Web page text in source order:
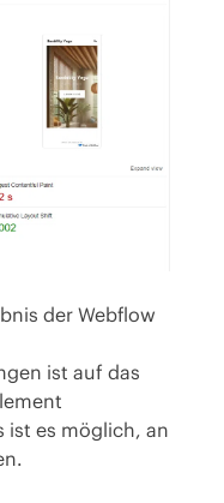
ist auf das
ist es möglich, an